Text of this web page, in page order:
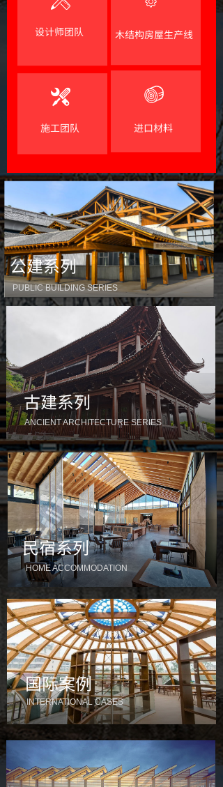
ANCIENT ARCHITECTURE SERIES
古建系列
PUBLIC BUILDING SERIES
公建系列
HOME ACCOMMODATION
民宿系列
INTERNATIONAL CASES
国际案例
设计师团队 木结构房屋生产线
施工团队 进口材料